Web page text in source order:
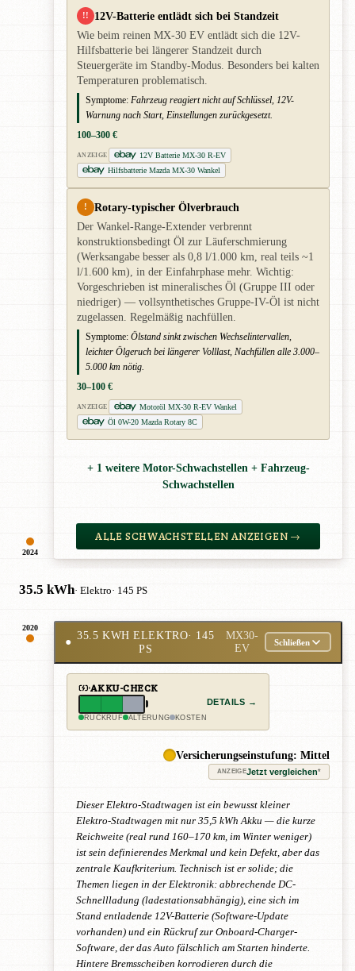
2024
!! 12V-Batterie entlädt sich bei Standzeit
Wie beim reinen MX-30 EV entlädt sich die 12V-
Hilfsbatterie bei längerer Standzeit durch
Steuergeräte im Standby-Modus. Besonders bei kalten
Temperaturen problematisch.
Symptome: Fahrzeug reagiert nicht auf Schlüssel, 12V-
Warnung nach Start, Einstellungen zurückgesetzt.
100–300 €
ANZEIGE
12V Batterie MX-30 R-EV
Hilfsbatterie Mazda MX-30 Wankel
! Rotary-typischer Ölverbrauch
Der Wankel-Range-Extender verbrennt
konstruktionsbedingt Öl zur Läuferschmierung
(Werksangabe besser als 0,8 l/1.000 km, real teils ~1
l/1.600 km), in der Einfahrphase mehr. Wichtig:
Vorgeschrieben ist mineralisches Öl (Gruppe III oder
niedriger) — vollsynthetisches Gruppe-IV-Öl ist nicht
zugelassen. Regelmäßig nachfüllen.
Symptome: Ölstand sinkt zwischen Wechselintervallen,
leichter Ölgeruch bei längerer Volllast, Nachfüllen alle 3.000–
5.000 km nötig.
30–100 €
ANZEIGE
Motoröl MX-30 R-EV Wankel
Öl 0W-20 Mazda Rotary 8C
+ 1 weitere Motor-Schwachstellen + Fahrzeug-
Schwachstellen
ALLE SCHWACHSTELLEN ANZEIGEN →
35.5 kWh· Elektro· 145 PS
2020
●
35.5 KWH ELEKTRO· 145
PS
MX30-
EV
Schließen
AKKU-CHECK
RÜCKRUF ALTERUNG KOSTEN
DETAILS →
Versicherungseinstufung: Mittel
ANZEIGEJetzt vergleichen*
Dieser Elektro-Stadtwagen ist ein bewusst kleiner
Elektro-Stadtwagen mit nur 35,5 kWh Akku — die kurze
Reichweite (real rund 160–170 km, im Winter weniger)
ist sein definierendes Merkmal und kein Defekt, aber das
zentrale Kaufkriterium. Technisch ist er solide; die
Themen liegen in der Elektronik: abbrechende DC-
Schnellladung (ladestationsabhängig), eine sich im
Stand entladende 12V-Batterie (Software-Update
vorhanden) und ein Rückruf zur Onboard-Charger-
Software, der das Auto fälschlich am Starten hinderte.
Hintere Bremsscheiben korrodieren durch die